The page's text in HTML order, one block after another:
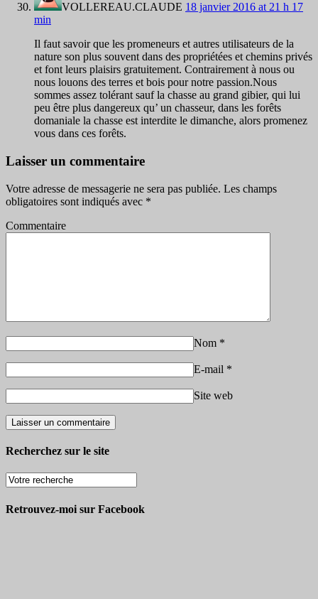
VOLLEREAU.CLAUDE 18 janvier 2016 at 21 h 17
min
Il faut savoir que les promeneurs et autres utilisateurs de la
nature son plus souvent dans des propriétées et chemins privés
et font leurs plaisirs gratuitement. Contrairement à nous ou
nous louons des terres et bois pour notre passion.Nous
sommes assez tolérant sauf la chasse au grand gibier, qui lui
peu être plus dangereux qu’ un chasseur, dans les forêts
domaniale la chasse est interdite le dimanche, alors promenez
vous dans ces forêts.
Laisser un commentaire
Votre adresse de messagerie ne sera pas publiée. Les champs
obligatoires sont indiqués avec *
Commentaire
Nom *
E-mail *
Site web
Recherchez sur le site
Retrouvez-moi sur Facebook